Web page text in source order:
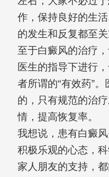
作，保持良好的生
的发生和反复都至关
至于白癜风的治疗
医生的指导下进行
者所谓的“有效药”
的，只有规范的治
情，提高恢复率。
我想说，患有白癜
积极乐观的心态，
家人朋友的支持，